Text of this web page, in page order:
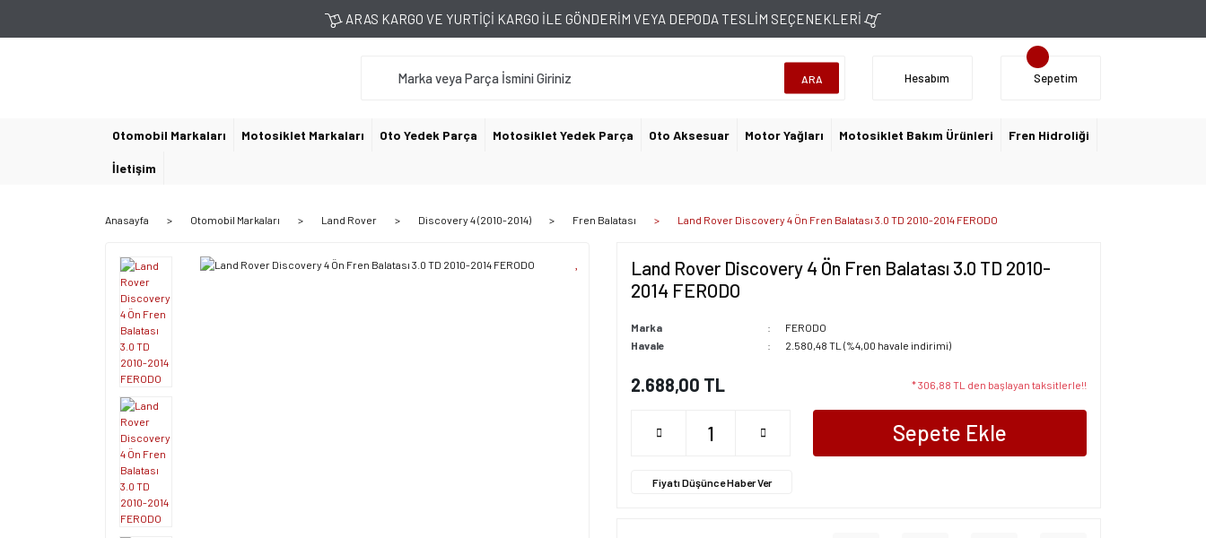
ARAS KARGO VE YURTİÇİ KARGO İLE GÖNDERİM VEYA DEPODA TESLİM SEÇENEKLERİ
ARA Hesabım Sepetim
Otomobil Markaları Motosiklet Markaları Oto Yedek Parça Motosiklet Yedek Parça Oto Aksesuar Motor Yağları Motosiklet Bakım Ürünleri Fren Hidroliği
İletişim
Anasayfa Otomobil Markaları Land Rover Discovery 4 (2010-2014) Fren Balatası Land Rover Discovery 4 Ön Fren Balatası 3.0 TD 2010-2014 FERODO
Land Rover Discovery 4 Ön Fren Balatası 3.0 TD 2010-
2014 FERODO
Marka
FERODO
Havale
2.580,48 TL (%4,00 havale indirimi)
2.688,00 TL * 306,88 TL den başlayan taksitlerle!!
Sepete Ekle
Fiyatı Düşünce Haber Ver